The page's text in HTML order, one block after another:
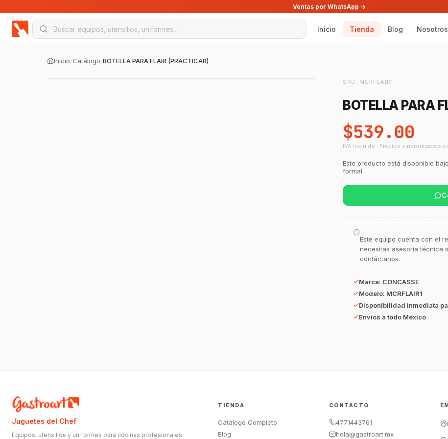
Ventas por WhatsApp →
Inicio Tienda Blog Nosotros
Inicio/Catálogo/BOTELLA PARA FLAIR (PRACTICAR)
SKU: MCRFLAIR1
BOTELLA PARA
$539.00
IVA incluido · Precios sincronizados
Este producto está disponible
formal.
Este equipo cuenta con el
necesitas asesoría técnica
contáctanos.
Marca: CONCASSE
Modelo: MCRFLAIR1
Disponibilidad inmediata
Envíos a todo México
Juguetes del Chef
Equipos, utensilios y uniformes para cocinas profesionales.
TIENDA
Catálogo Completo
Blog
CONTACTO
4771443761
hola@gastroart.mx